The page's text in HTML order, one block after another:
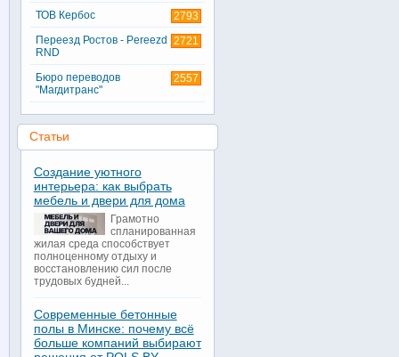
2793
ТОВ Кербос
2721
Переезд Ростов - Pereezd
RND
2557
Бюро переводов
"Магдитранс"
Статьи
Создание уютного
интерьера: как выбрать
мебель и двери для дома
Грамотно
спланированная
жилая среда способствует
полноценному отдыху и
восстановлению сил после
трудовых будней...
Современные бетонные
полы в Минске: почему всё
больше компаний выбирают